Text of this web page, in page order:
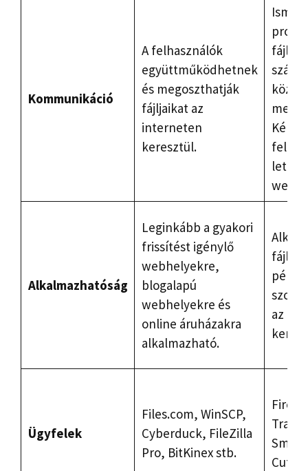
Kommunikáció
A felhasználók
együttműködhetnek
és megoszthatják
fájljaikat az
interneten
keresztül.
Ismert
fájlok
Alkalmazhatóság
Leginkább a gyakori
frissítést igénylő
webhelyekre,
blogalapú
webhelyekre és
online áruházakra
alkalmazható.
az
Ügyfelek
Files.com, WinSCP,
Cyberduck, FileZilla
Pro, BitKinex stb.